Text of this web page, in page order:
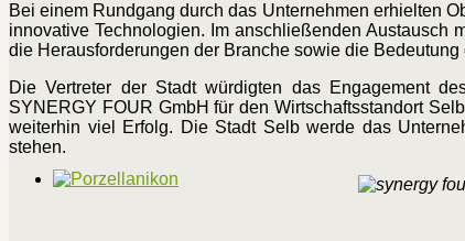
Bei einem Rundgang durch das Unternehmen erhielten
innovative Technologien. Im anschließenden Austausch
die Herausforderungen der Branche sowie die
Die Vertreter der Stadt würdigten das Engagement
SYNERGY FOUR GmbH für den Wirtschaftsstandort
weiterhin viel Erfolg. Die Stadt Selb werde das
stehen.